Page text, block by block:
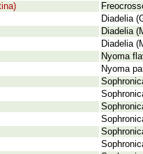
Diadelia
Diadelia
Diadelia
Nyoma
Nyoma